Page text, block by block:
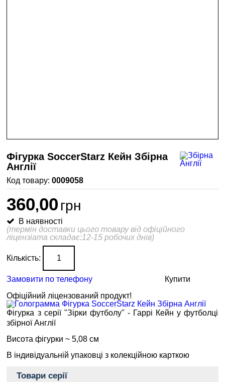
Фігурка SoccerStarz Кейн Збірна
Англії
0009058
360,00 грн
В наявності
(термін доставки цього товару від офіційного
ліцензіата складає:12-15 робочих днів)
Кількість:
Замовити по телефону
Купити
Офіційний ліцензований продукт!
Фігурка з серії "Зірки футболу" - Гаррі Кейн у футболці
збірної Англії
Висота фігурки ~ 5,08 см
В індивідуальній упаковці з колекційною карткою
Товари серії